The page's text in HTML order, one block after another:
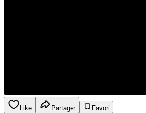
Like Partager
Favori